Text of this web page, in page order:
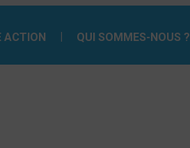
ACTION QUI SOMMES-NOUS ?